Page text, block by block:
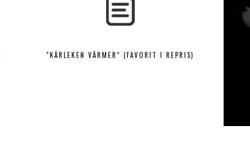
"KÄRLEKEN VÄRMER" (FAVORIT I REPRIS)